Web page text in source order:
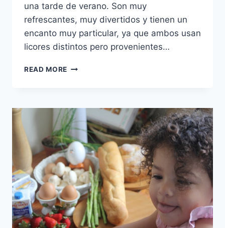
una tarde de verano. Son muy
refrescantes, muy divertidos y tienen un
encanto muy particular, ya que ambos usan
licores distintos pero provenientes…
READ MORE DRINKSPIRATION
MOJITO